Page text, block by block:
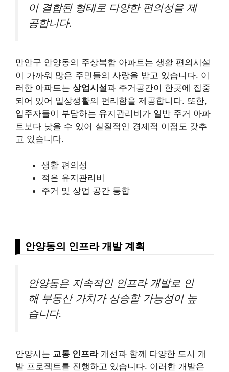
이 결합된 형태로 다양한 편의성을 제
공합니다.
만안구 안양동의 주상복합 아파트는 생활 편의시설
이 가까워 많은 주민들의 사랑을 받고 있습니다. 이
러한 아파트는 상업시설과 주거공간이 한곳에 집중
되어 있어 일상생활의 편리함을 제공합니다. 또한,
입주자들이 부담하는 유지관리비가 일반 주거 아파
트보다 낮을 수 있어 실질적인 경제적 이점도 갖추
고 있습니다.
생활 편의성
적은 유지관리비
주거 및 상업 공간 통합
안양동의 인프라 개발 계획
안양동은 지속적인 인프라 개발로 인
해 부동산 가치가 상승할 가능성이 높
습니다.
안양시는 교통 인프라개선과 함께 다양한 도시 개
발 프로젝트를 진행하고 있습니다. 이러한 개발은